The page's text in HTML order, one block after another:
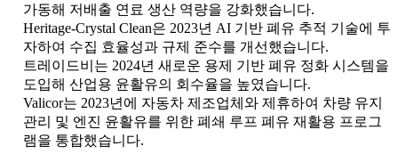
가동해 저배출 연료 생산 역량을 강화했습니다.
Heritage-Crystal Clean은 2023년 AI 기반 폐유 추적 기술에 투
자하여 수집 효율성과 규제 준수를 개선했습니다.
트레이드비는 2024년 새로운 용제 기반 폐유 정화 시스템을
도입해 산업용 윤활유의 회수율을 높였습니다.
Valicor는 2023년에 자동차 제조업체와 제휴하여 차량 유지
관리 및 엔진 윤활유를 위한 폐쇄 루프 폐유 재활용 프로그
램을 통합했습니다.